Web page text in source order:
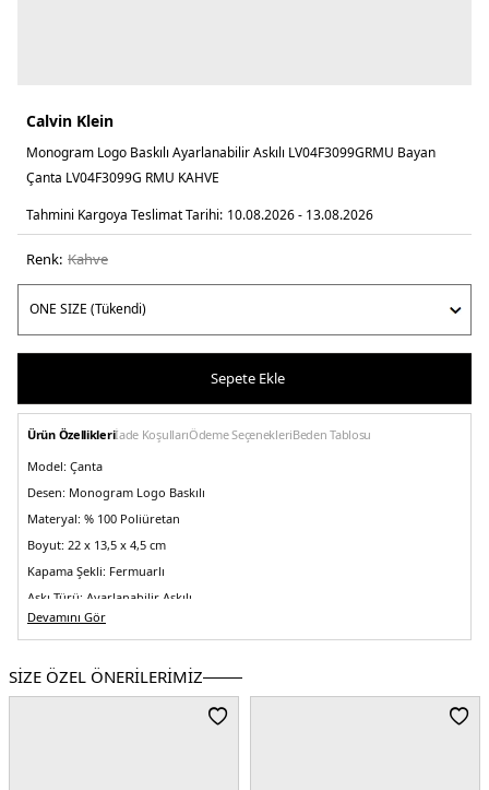
Calvin Klein
Monogram Logo Baskılı Ayarlanabilir Askılı LV04F3099GRMU Bayan
Çanta LV04F3099G RMU KAHVE
Tahmini Kargoya Teslimat Tarihi: 10.08.2026 - 13.08.2026
Renk: kahve
Sepete Ekle
Ürün Özellikleriİade KoşullarıÖdeme SeçenekleriBeden Tablosu
Model: Çanta
Desen: Monogram Logo Baskılı
Materyal: % 100 Poliüretan
Boyut: 22 x 13,5 x 4,5 cm
Kapama Şekli: Fermuarlı
Askı Türü: Ayarlanabilir Askılı
Menşei:Kamboçya
5DE2LV04F3099GRMU.03
Devamını Gör
SİZE ÖZEL ÖNERİLERİMİZ